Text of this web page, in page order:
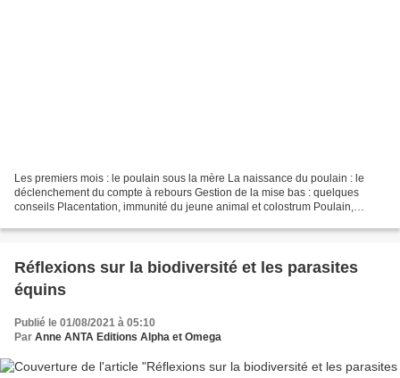
Les premiers mois : le poulain sous la mère La naissance du poulain : le
déclenchement du compte à rebours Gestion de la mise bas : quelques
conseils Placentation, immunité du jeune animal et colostrum Poulain,
Réflexions sur la biodiversité et les parasites
équins
Publié le 01/08/2021 à 05:10
Par Anne ANTA Editions Alpha et Omega